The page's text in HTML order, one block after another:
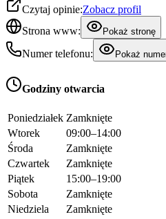
Czytaj opinie:Zobacz profil
Strona www:
Pokaż stronę
Numer telefonu: Pokaż
Godziny otwarcia
Poniedziałek Zamknięte
Wtorek
09:00–14:00
Środa
Zamknięte
Czwartek
Zamknięte
Piątek
15:00–19:00
Sobota
Zamknięte
Niedziela
Zamknięte